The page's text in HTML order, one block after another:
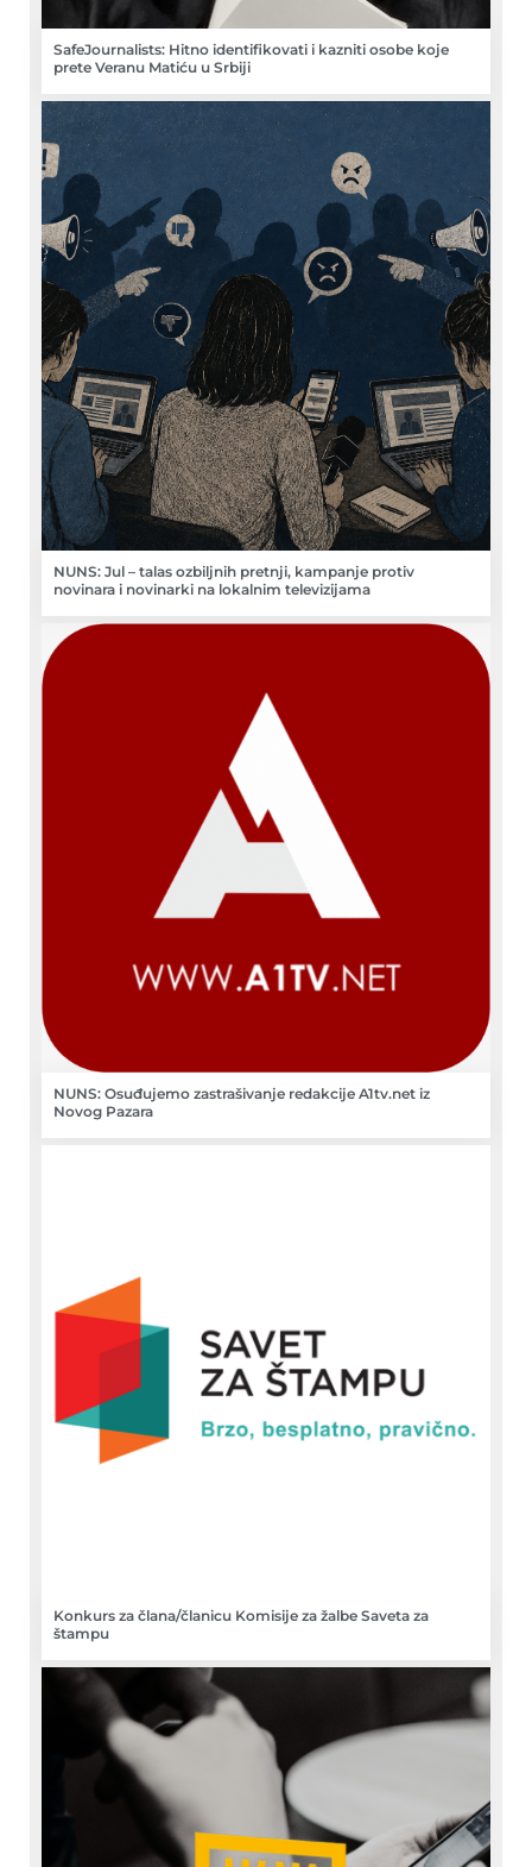
SafeJournalists: Hitno identifikovati i kazniti osobe koje
prete Veranu Matiću u Srbiji
NUNS: Jul – talas ozbiljnih pretnji, kampanje protiv
novinara i novinarki na lokalnim televizijama
NUNS: Osuđujemo zastrašivanje redakcije A1tv.net iz
Novog Pazara
Konkurs za člana/članicu Komisije za žalbe Saveta za
štampu